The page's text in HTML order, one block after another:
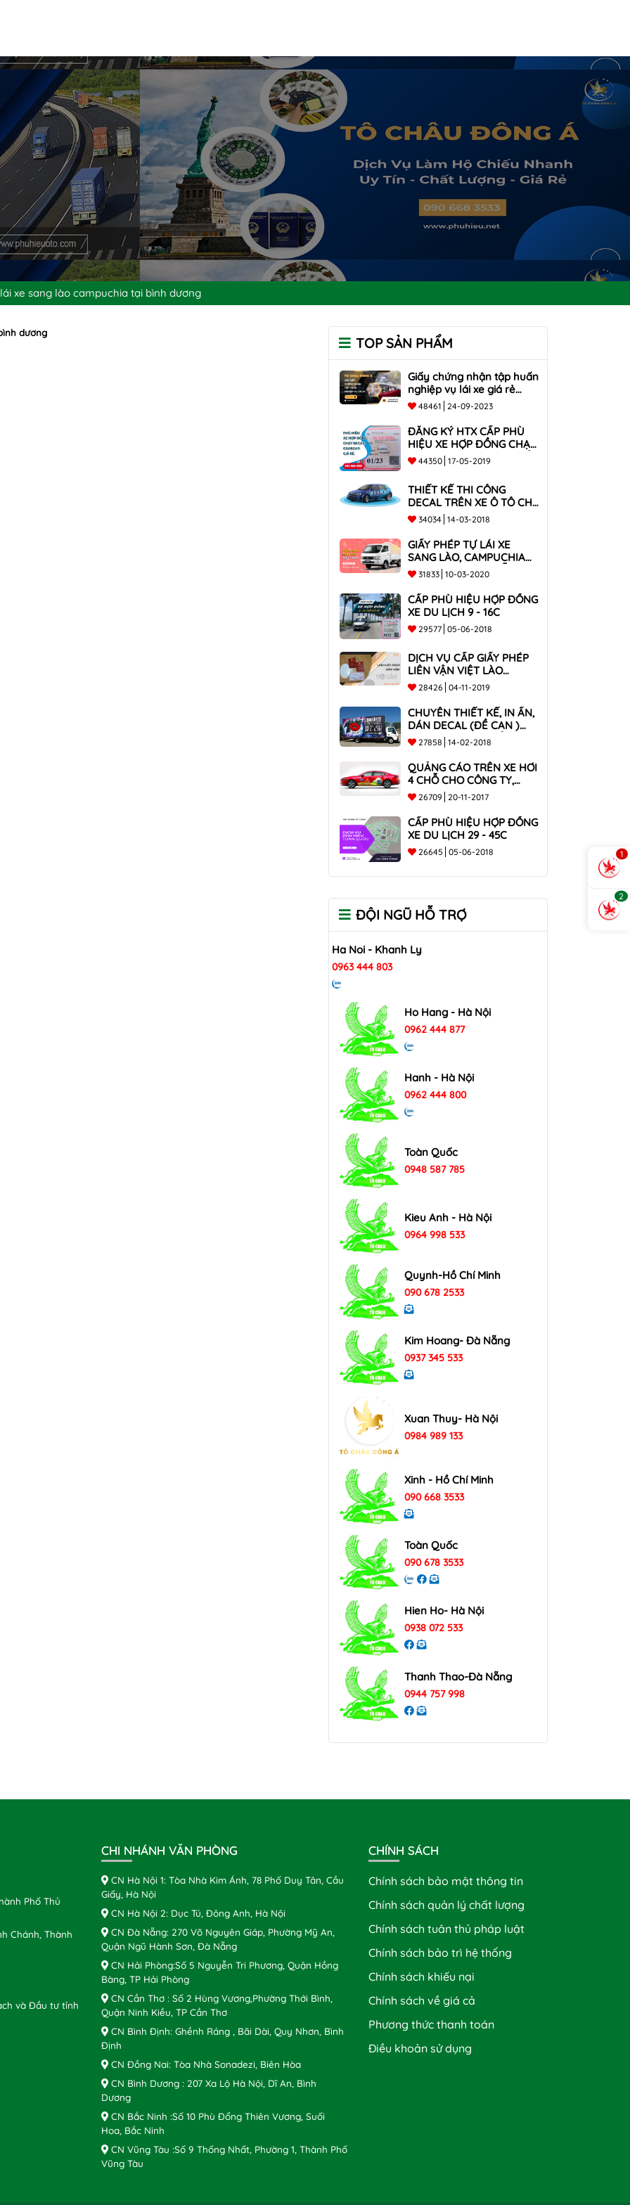
xe sang lào campuchia tại bình dương
dương
TOP SẢN PHẨM
Giấy chứng nhận tập huấn
nghiệp vụ lái xe giá rẻ
toàn quốc
48461 24-09-2023
ĐĂNG KÝ HTX CẤP PHÙ
HIỆU XE HỢP ĐỒNG CHẠY
BECAR, GRABCAR GIÁ RẺ
NHẤT
44350 17-05-2019
THIẾT KẾ THI CÔNG
DECAL TRÊN XE Ô TÔ CHO
CÔNG TY
34034 14-03-2018
GIẤY PHÉP TỰ LÁI XE
SANG LÀO, CAMPUCHIA
CHO XE DƯỚI 9 CHỖ VÀ
XE BÁN TẢI
31833 10-03-2020
CẤP PHÙ HIỆU HỢP ĐỒNG
XE DU LỊCH 9 - 16C
29577 05-06-2018
DỊCH VỤ CẤP GIẤY PHÉP
LIÊN VẬN VIỆT LÀO
NHANH CHÓNG , UY TÍN
TOÀN QUỐC
28426 04-11-2019
CHUYÊN THIẾT KẾ, IN ẤN,
DÁN DECAL (ĐỀ CAN )
TRÊN THÙNG XE TẢI CHO
CÔNG TY
27858 14-02-2018
QUẢNG CÁO TRÊN XE HƠI
4 CHỖ CHO CÔNG TY,
DOANH NGHIỆP
26709 20-11-2017
CẤP PHÙ HIỆU HỢP ĐỒNG
XE DU LỊCH 29 - 45C
26645 05-06-2018
ĐỘI NGŨ HỖ TRỢ
Ha Noi - Khanh Ly
0963 444 803
Ho Hang - Hà Nội
0962 444 877
Hanh - Hà Nội
0962 444 800
Toàn Quốc
0948 587 785
Kieu Anh - Hà Nội
0964 998 533
Quynh-Hồ Chí Minh
090 678 2533
Kim Hoang- Đà Nẵng
0937 345 533
Xuan Thuy- Hà Nội
0984 989 133
Xinh - Hồ Chí Minh
090 668 3533
Toàn Quốc
090 678 3533
Hien Ho- Hà Nội
0938 072 533
Thanh Thao-Đà Nẵng
0944 757 998
Phố Thủ
Chánh, Thành
và Đầu tư tỉnh
1
2
CHI NHÁNH VĂN PHÒNG
CN Hà Nội 1: Tòa Nhà Kim Ánh, 78 Phố Duy Tân, Cầu
Giấy, Hà Nội
CN Hà Nội 2: Dục Tú, Đông Anh, Hà Nội
CN Đà Nẵng: 270 Võ Nguyên Giáp, Phường Mỹ An,
Quận Ngũ Hành Sơn, Đà Nẵng
CN Hải Phòng:Số 5 Nguyễn Tri Phương, Quận Hồng
Bàng, TP Hải Phòng
CN Cần Thơ : Số 2 Hùng Vương,Phường Thới Bình,
Quận Ninh Kiều, TP Cần Thơ
CN Bình Định: Ghềnh Ráng , Bãi Dài, Quy Nhơn, Bình
Định
CN Đồng Nai: Tòa Nhà Sonadezi, Biên Hòa
CN Bình Dương : 207 Xa Lộ Hà Nội, Dĩ An, Bình
Dương
CN Bắc Ninh :Số 10 Phù Đổng Thiên Vương, Suối
Hoa, Bắc Ninh
CN Vũng Tàu :Số 9 Thống Nhất, Phường 1, Thành Phố
Vũng Tàu
CHÍNH SÁCH
Chính sách bảo mật thông tin
Chính sách quản lý chất lượng
Chính sách tuân thủ pháp luật
Chính sách bảo trì hệ thống
Chính sách khiếu nại
Chính sách về giá cả
Phương thức thanh toán
Điều khoản sử dụng